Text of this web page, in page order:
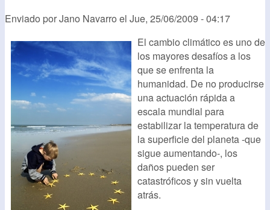
Enviado porJano Navarro el Jue, 25/06/2009 - 04:17
El cambio climático es uno de
los mayores desafíos a los
que se enfrenta la
humanidad. De no producirse
una actuación rápida a
escala mundial para
estabilizar la temperatura de
la superficie del planeta -que
sigue aumentando-, los
daños pueden ser
catastróficos y sin vuelta
atrás.